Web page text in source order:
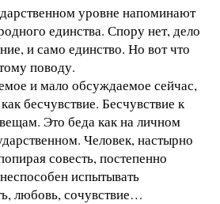
уровне напоминают
единства. Спору нет, дело
и само единство. Но вот что
поводу.
и мало обсуждаемое сейчас,
бесчувствие. Бесчувствие к
Это беда как на личном
Человек, настырно
совесть, постепенно
испытывать
любовь, сочувствие…